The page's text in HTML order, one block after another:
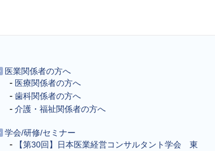
医業関係者の方へ
医療関係者の方へ
歯科関係者の方へ
介護・福祉関係者の方へ
学会/研修/セミナー
【第30回】日本医業経営コンサルタント学会 東